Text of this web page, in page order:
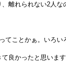
離れられない2人な
てことかぁ。いろ
良かったと思います